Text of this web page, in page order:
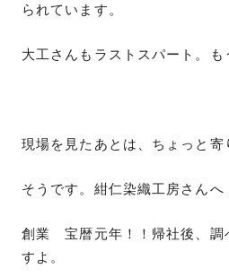
られています。
大工さんもラストスパート。も
現場を見たあとは、ちょっと寄
そうです。紺仁染織工房さんへ
創業 宝暦元年！！帰社後、調
すよ。